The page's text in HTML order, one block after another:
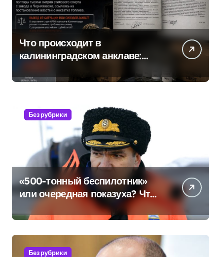
Что происходит в
калининградском анклаве:
защиты Отечества»
Без рубрики
«500-тонный беспилотник»
или очередная показуха? Что
скрывает российский ВМФ
Без рубрики